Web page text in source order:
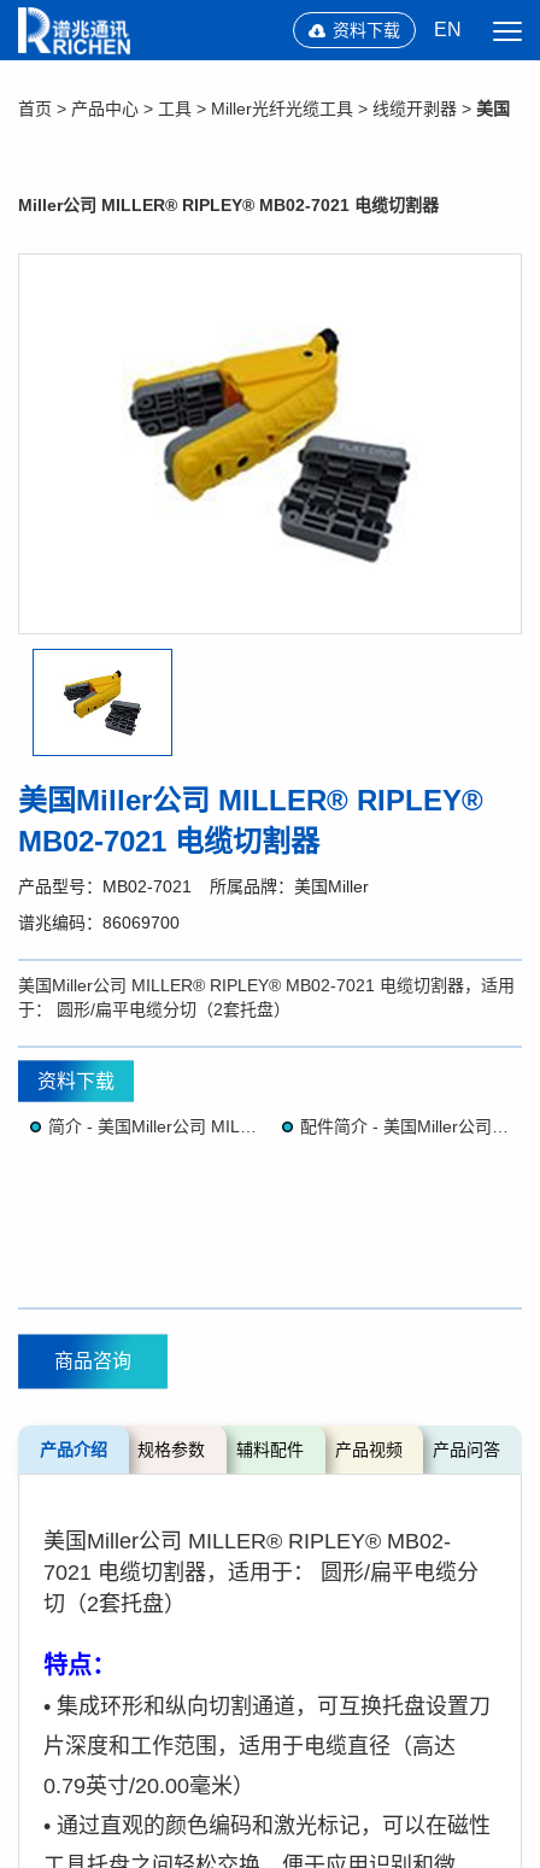
资料下载 EN
首页 > 产品中心 > 工具 > Miller光纤光缆工具 > 线缆开剥器 > 美国
Miller公司 MILLER® RIPLEY® MB02-7021 电缆切割器
美国Miller公司 MILLER® RIPLEY®
MB02-7021 电缆切割器
产品型号：MB02-7021
所属品牌：美国Miller
谱兆编码：86069700
美国Miller公司 MILLER® RIPLEY® MB02-7021 电缆切割器，适用
于： 圆形/扁平电缆分切（2套托盘）
资料下载
商品咨询
产品介绍 规格参数 辅料配件 产品视频 产品问答
美国Miller公司 MILLER® RIPLEY® MB02-
7021 电缆切割器，适用于： 圆形/扁平电缆分
切（2套托盘）
特点：
• 集成环形和纵向切割通道，可互换托盘设置刀
片深度和工作范围，适用于电缆直径（高达
0.79英寸/20.00毫米）
• 通过直观的颜色编码和激光标记，可以在磁性